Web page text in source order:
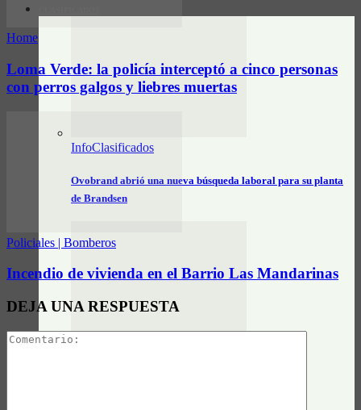
InfoClasificados
Ovobrand abrió una nueva búsqueda laboral para su planta
de Brandsen
Home
Loma Verde: la policía interceptó a cinco personas
con perros galgos y liebres muertas
Policiales | Bomberos
Incendio de vivienda en el Barrio Las Mandarinas
DEJA UNA RESPUESTA